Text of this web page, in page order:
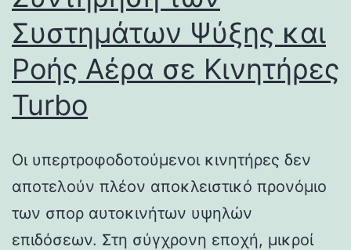
Συστημάτων Ψύξης και
Ροής Αέρα σε Κινητήρες
Turbo
Οι υπερτροφοδοτούμενοι κινητήρες δεν
αποτελούν πλέον αποκλειστικό προνόμιο
των σπορ αυτοκινήτων υψηλών
επιδόσεων. Στη σύγχρονη εποχή, μικροί